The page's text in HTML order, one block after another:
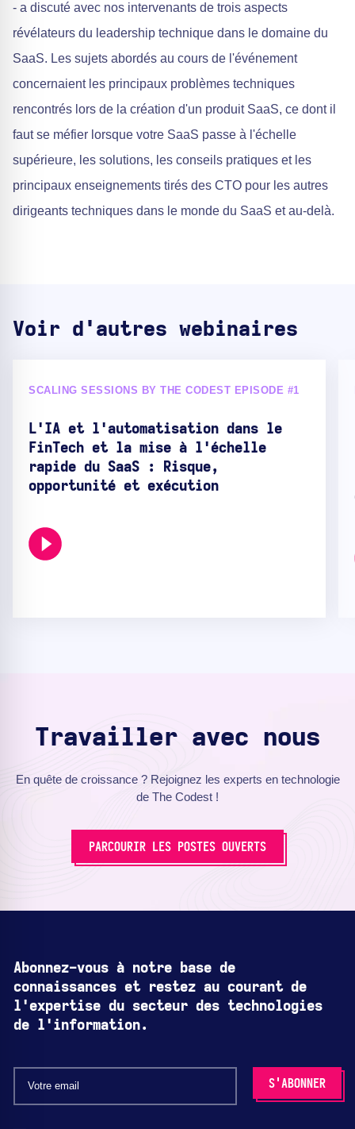
- a discuté avec nos intervenants de trois aspects
révélateurs du leadership technique dans le domaine du
SaaS. Les sujets abordés au cours de l'événement
concernaient les principaux problèmes techniques
rencontrés lors de la création d'un produit SaaS, ce dont il
faut se méfier lorsque votre SaaS passe à l'échelle
supérieure, les solutions, les conseils pratiques et les
principaux enseignements tirés des CTO pour les autres
dirigeants techniques dans le monde du SaaS et au-delà.
Voir d'autres webinaires
SCALING SESSIONS BY THE CODEST EPISODE #1
L'IA et l'automatisation dans le
FinTech et la mise à l'échelle
rapide du SaaS : Risque,
opportunité et exécution
Travailler avec nous
En quête de croissance ? Rejoignez les experts en technologie
de The Codest !
PARCOURIR LES POSTES OUVERTS
Abonnez-vous à notre base de
connaissances et restez au courant de
l'expertise du secteur des technologies
de l'information.